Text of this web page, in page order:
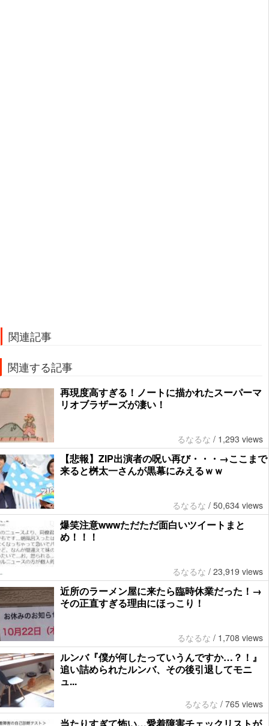
関連記事
関連する記事
再現度高すぎる！ノートに描かれたスーパーマ
リオブラザーズが凄い！
るなるな / 1,293 views
【悲報】ZIP出演者の呪い再び・・・→ここまで
来ると桝太一さんが黒幕にみえるｗｗ
るなるな / 50,634 views
爆笑注意wwwただただ面白いツイートまと
め！！！
るなるな / 23,919 views
近所のラーメン屋に来たら臨時休業だった！→
その正直すぎる理由にほっこり！
るなるな / 1,708 views
ルンバ『僕が何したっていうんですか…？！』
追い詰められたルンバ、その後引退してモニ
ュ...
るなるな / 765 views